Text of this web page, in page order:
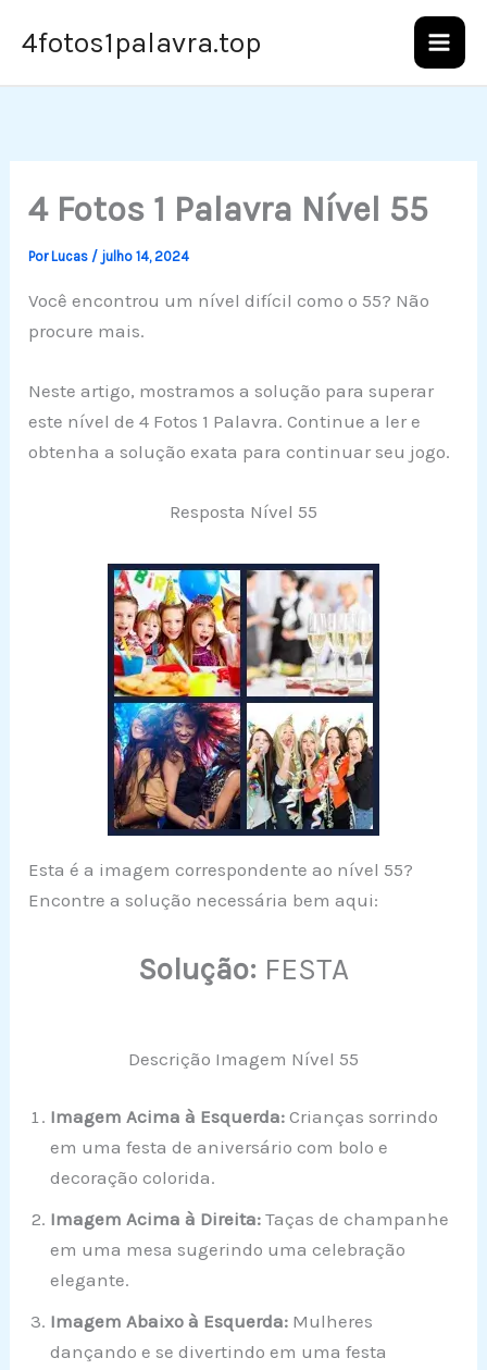
para4fotos1palavra.top
4 Fotos 1 Palavra Nível 55
PorLucas / julho 14, 2024
Você encontrou um nível difícil como o 55? Não
procure mais.
Neste artigo, mostramos a solução para superar
este nível de 4 Fotos 1 Palavra. Continue a ler e
obtenha a solução exata para continuar seu jogo.
Resposta Nível 55
Esta é a imagem correspondente ao nível 55?
Encontre a solução necessária bem aqui:
Solução: FESTA
Descrição Imagem Nível 55
Imagem Acima à Esquerda: Crianças sorrindo
em uma festa de aniversário com bolo e
decoração colorida.
Imagem Acima à Direita: Taças de champanhe
em uma mesa sugerindo uma celebração
elegante.
Imagem Abaixo à Esquerda: Mulheres
dançando e se divertindo em uma festa